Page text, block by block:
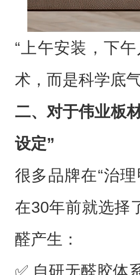
“上午安装，下
术，而是科学底气
二、对于伟业板
设定”
很多品牌在“治
在30年前就选择
醛产生：
✅ 自研无醛胶体